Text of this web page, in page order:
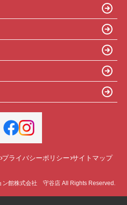
プライバシーポリシー サイトマップ
ン館株式会社 守谷店 All Rights Reserved.